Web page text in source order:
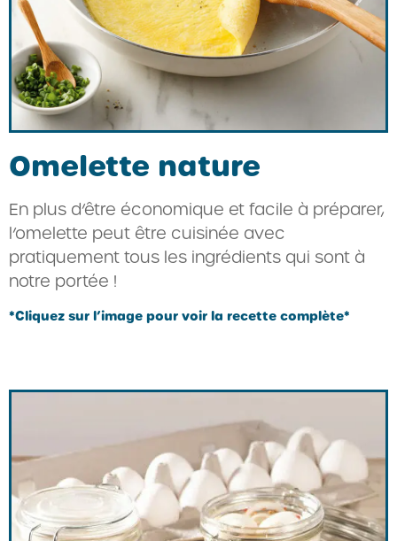
Omelette nature
En plus d’être économique et facile à préparer,
l’omelette peut être cuisinée avec
pratiquement tous les ingrédients qui sont à
notre portée !
*Cliquez sur l’image pour voir la recette complète*